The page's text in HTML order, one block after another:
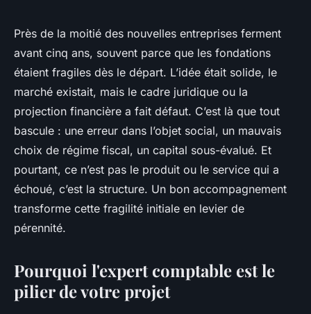
Keobiz le meilleur expert
comptable pour la création
d'entreprise
Nicet•19/03/2026 09:06• 8 min de lecture
Près de la moitié des nouvelles entreprises ferment
avant cinq ans, souvent parce que les fondations
étaient fragiles dès le départ. L’idée était solide, le
marché existait, mais le cadre juridique ou la
projection financière a fait défaut. C’est là que tout
bascule : une erreur dans l’objet social, un mauvais
choix de régime fiscal, un capital sous-évalué. Et
pourtant, ce n’est pas le produit ou le service qui a
échoué, c’est la structure. Un bon accompagnement
transforme cette fragilité initiale en levier de
pérennité.
Pourquoi l'expert comptable est le
pilier de votre projet